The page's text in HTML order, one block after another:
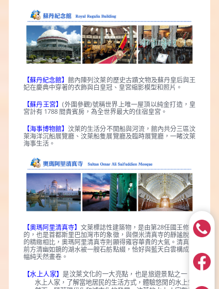
【蘇丹紀念館】館內陳列汶萊的歷史古蹟文物及蘇丹皇后與王
妃在慶典中穿著的衣飾與白皇冠、皇宮縮影模型和照片。
【蘇丹王宮】(外圍參觀)號稱世界上唯一屋頂以純金打造，皇
宮計有 1788 間貴賓房，為全世界最大的住宿皇宮。
【海事博物館】汶萊的生活分不開船與河流，館內共分三區汶
萊海洋沉船展覽廳、汶萊船隻展覽廳及臨時展覽廳，一睹汶萊
海事生活。
【奧瑪阿里清真寺】 文萊標誌性建築物，是由第28任國王修建
的，也是首都斯里巴加灣市的象徵，與傑米清真寺的靜謐脫俗
的精緻相比，奧瑪阿里清真寺則顯得雍容華貴的大氣。清真寺
前方清幽如鏡的湖水被一艘石舫點綴，恰好與藍天白雲構成一
幅純天然畫卷。
【水上人家】是汶萊文化的一大亮點，也是旅遊景點之一。參觀
水上人家，了解當地居民的生活方式，體驗悠閒的水上生活。